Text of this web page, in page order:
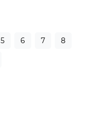
5 6 7 8